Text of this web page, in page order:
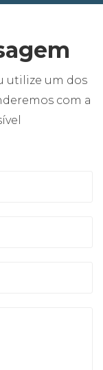
utilize um dos
com a